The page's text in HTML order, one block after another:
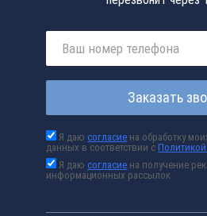
Заказать
Я даюсогласие на обработку
данных в соответствии с
Я даюсогласие на получение
информационных рассылок